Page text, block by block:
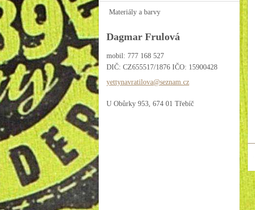
Materiály a barvy
Dagmar Frulová
mobil: 777 168 527
DIČ: CZ655517/1876 IČO: 15900428
yettynavratilova@seznam. cz
U Obůrky 953, 674 01 Třebíč